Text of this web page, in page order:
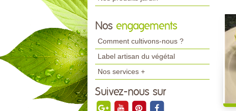
Nos engagements
Comment cultivons-nous ?
Label artisan du végétal
Nos services +
Suivez-nous sur